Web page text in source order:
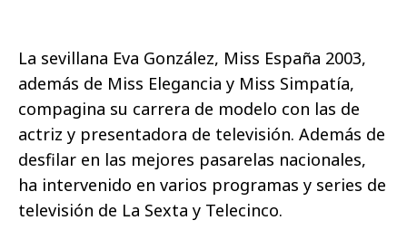
La sevillana Eva González, Miss España 2003,
además de Miss Elegancia y Miss Simpatía,
compagina su carrera de modelo con las de
actriz y presentadora de televisión. Además de
desfilar en las mejores pasarelas nacionales,
ha intervenido en varios programas y series de
televisión de La Sexta y Telecinco.